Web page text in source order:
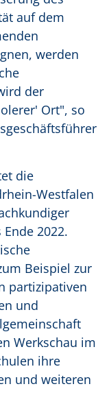
auf dem
werden
der
Ort", so
die
Westfalen
2022.
Beispiel zur
partizipativen
und
Werkschau im
ihre
und weiteren